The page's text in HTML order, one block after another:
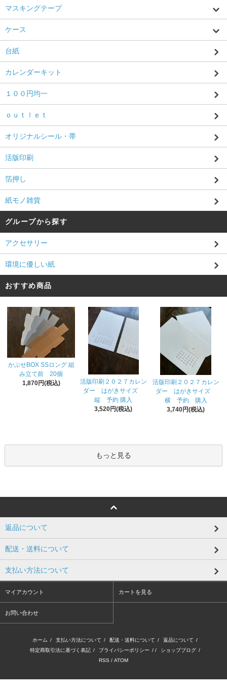
マスキングテープ
ケース
台紙
カレンダーキット
１００円均一
ｏｕｔｌｅｔ
オリジナルシール・帯
活版印刷
箔押し
紙モノ雑貨
グループから探す
アクセサリー
環境に優しい紙
おすすめ商品
かぶせBOX SSロング 組
み立て前 20個
1,870円(税込)
活版印刷２０２７カレン
ダー はがきサイズ
縦 予約 購入
3,520円(税込)
活版印刷２０２７カレン
ダー はがきサイズ
横 予約 購入
3,740円(税込)
もっと見る
返品について
配送・送料について
支払い方法について
マイアカウント カートを見る
お問い合わせ
ホーム / 支払い方法について / 配送・送料について / 返品について /
特定商取引法に基づく表記 / プライバシーポリシー / / ショップブログ /
RSS / ATOM